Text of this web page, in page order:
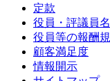
定款
役員・評議員
役員等の報酬
顧客満足度
情報開示